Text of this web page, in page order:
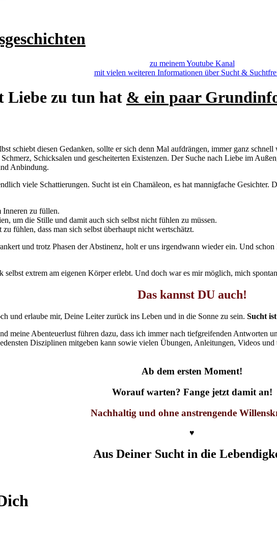
zu meinem Youtube Kanal
mit vielen weiteren Informationen über Sucht &
Liebe zu tun hat & ein paar
schiebt diesen Gedanken, sollte er sich denn Mal aufdrängen, immer ganz
Schicksalen und gescheiterten Existenzen. Der Suche nach Liebe im
Anbindung.
viele Schattierungen. Sucht ist ein Chamäleon, es hat mannigfache
Inneren zu füllen.
um die Stille und damit auch sich selbst nicht fühlen zu müssen.
fühlen, dass man sich selbst überhaupt nicht wertschätzt.
und trotz Phasen der Abstinenz, holt er uns irgendwann wieder ein. Und
selbst extrem am eigenen Körper erlebt. Und doch war es mir möglich, mich
Das kannst DU auch!
und erlaube mir, Deine Leiter zurück ins Leben und in die Sonne zu sein. Sucht
meine Abenteuerlust führen dazu, dass ich immer nach tiefgreifenden Antworten
Disziplinen mitgeben kann sowie vielen Übungen, Anleitungen, Videos
Ab dem ersten Moment!
Worauf warten? Fange jetzt damit an!
Nachhaltig und ohne anstrengende
♥
Aus Deiner Sucht in die